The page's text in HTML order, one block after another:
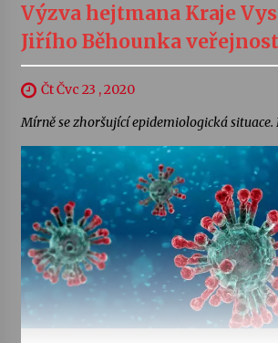
Výzva hejtmana Kraje
Jiřího Běhounka
Čt Čvc 23 , 2020
Mírně se zhoršující epidemiologická situace.